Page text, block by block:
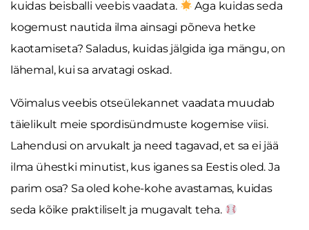
kuidas beisballi veebis vaadata.
Aga kuidas seda
kogemust nautida ilma ainsagi põneva hetke
kaotamiseta? Saladus, kuidas jälgida iga mängu, on
lähemal, kui sa arvatagi oskad.
Võimalus veebis otseülekannet vaadata muudab
täielikult meie spordisündmuste kogemise viisi.
Lahendusi on arvukalt ja need tagavad, et sa ei jää
ilma ühestki minutist, kus iganes sa Eestis oled. Ja
parim osa? Sa oled kohe-kohe avastamas, kuidas
seda kõike praktiliselt ja mugavalt teha.